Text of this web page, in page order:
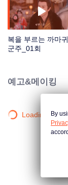
복을 부르는 까마귀
군주_01회
예고&메이킹
Loading…By